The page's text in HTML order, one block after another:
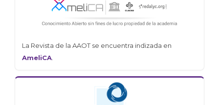
La Revista de la AAOT se encuentra indizada en
AmeliCA